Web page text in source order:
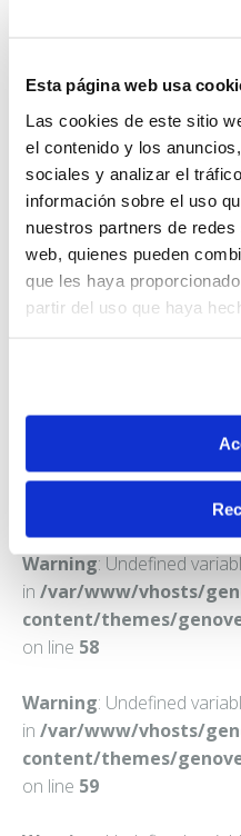
Esta página web usa
Las cookies de este sitio
el contenido y los
sociales y analizar el
información sobre el uso
nuestros partners de
web, quienes pueden
que les haya
partir del uso que haya
FARMACIA CB
C. MADRID, 10
Warning: Undefined
in /var/www/vhosts/
content/themes/
on line 58
Warning: Undefined
in /var/www/vhosts/
content/themes/
on line 59